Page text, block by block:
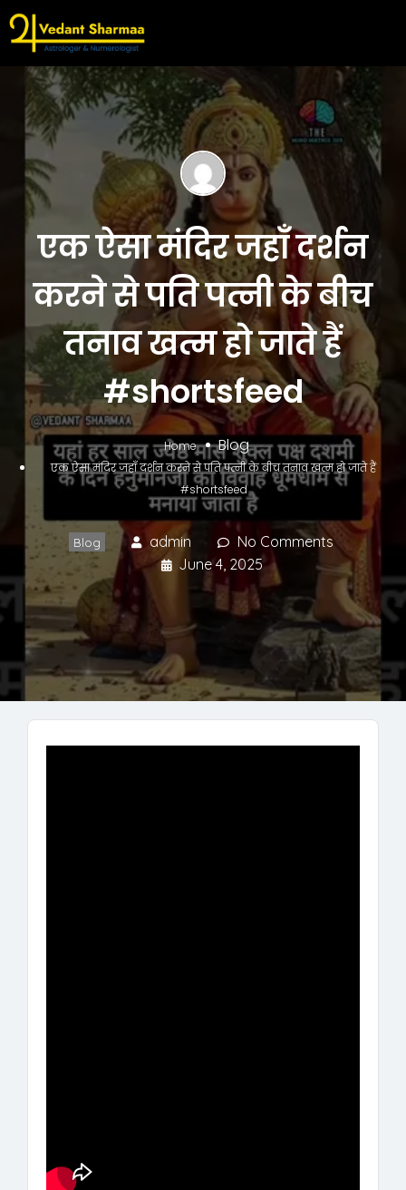
एक ऐसा मंदिर जहाँ दर्शन
करने से पति पत्नी के बीच
तनाव खत्म हो जाते हैं
#shortsfeed
Home Blog
एक ऐसा मंदिर जहाँ दर्शन करने से पति पत्नी के बीच तनाव खत्म हो जाते हैं
#shortsfeed
Blog admin
No Comments
June 4, 2025